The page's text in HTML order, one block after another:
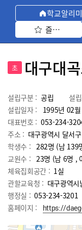
학교알리
즐겨찾기 선
초 대구대
설립구분 : 공립 설
설립일자 :
1995년 02
대표번호 : 053-234-
주소 : 대구광역시 달서
학생수 : 282명 (남 139
교원수 : 23명 (남 6명 ,
체육집회공간 : 1실
관할교육청 : 대구광역시
행정실 : 053-234-3201
홈페이지 :
https://